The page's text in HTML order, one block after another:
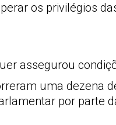
os privilégios
assegurou
uma dezena
por parte